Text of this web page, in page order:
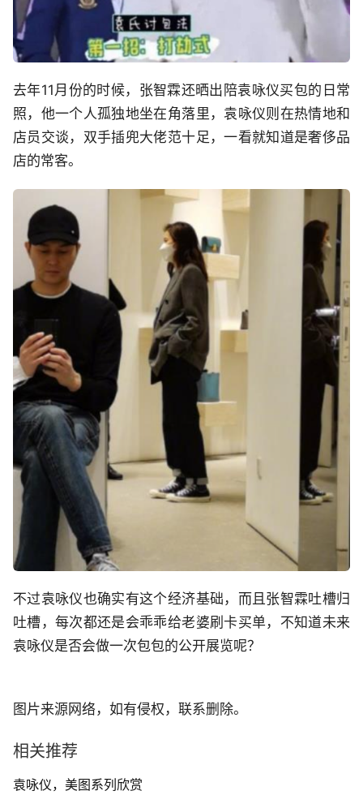
去年11月份的时候，张智霖还晒出陪袁咏仪买包的日常
照，他一个人孤独地坐在角落里，袁咏仪则在热情地和
店员交谈，双手插兜大佬范十足，一看就知道是奢侈品
店的常客。
不过袁咏仪也确实有这个经济基础，而且张智霖吐槽归
吐槽，每次都还是会乖乖给老婆刷卡买单，不知道未来
袁咏仪是否会做一次包包的公开展览呢？
图片来源网络，如有侵权，联系删除。
相关推荐
袁咏仪，美图系列欣赏